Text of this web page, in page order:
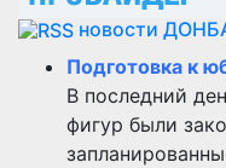
новости
Подготовка к
В последний
фигур были